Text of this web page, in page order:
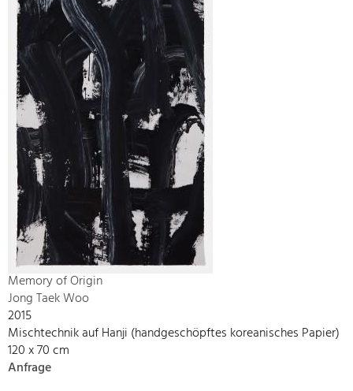
Memory of Origin
Jong Taek Woo
2015
Mischtechnik auf Hanji (handgeschöpftes koreanisches Papier)
120 x 70 cm
Anfrage